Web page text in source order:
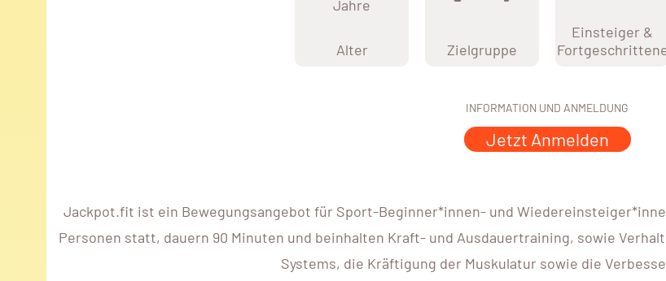
Jahre
Alter Zielgruppe
Einsteiger &
INFORMATION UND ANMELDUNG
Jetzt Anmelden
Jackpot.fit ist ein Bewegungsangebot für Sport-Beginner*innen- und
Personen statt, dauern 90 Minuten und beinhalten Kraft- und Ausdauertraining, sowie
Systems, die Kräftigung der Muskulatur sowie die